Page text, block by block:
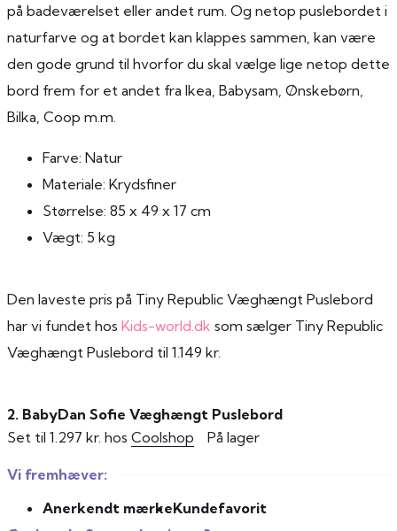
på badeværelset eller andet rum. Og netop puslebordet i
naturfarve og at bordet kan klappes sammen, kan være
den gode grund til hvorfor du skal vælge lige netop dette
bord frem for et andet fra Ikea, Babysam, Ønskebørn,
Bilka, Coop m.m.
Farve: Natur
Materiale: Krydsfiner
Størrelse: 85 x 49 x 17 cm
Vægt: 5 kg
Den laveste pris på Tiny Republic Væghængt Puslebord
har vi fundet hos Kids-world.dk som sælger Tiny Republic
Væghængt Puslebord til 1.149 kr.
2. BabyDan Sofie Væghængt Puslebord
Set til 1.297 kr. hos Coolshop På lager
Vi fremhæver:
Anerkendt mærkeKundefavorit